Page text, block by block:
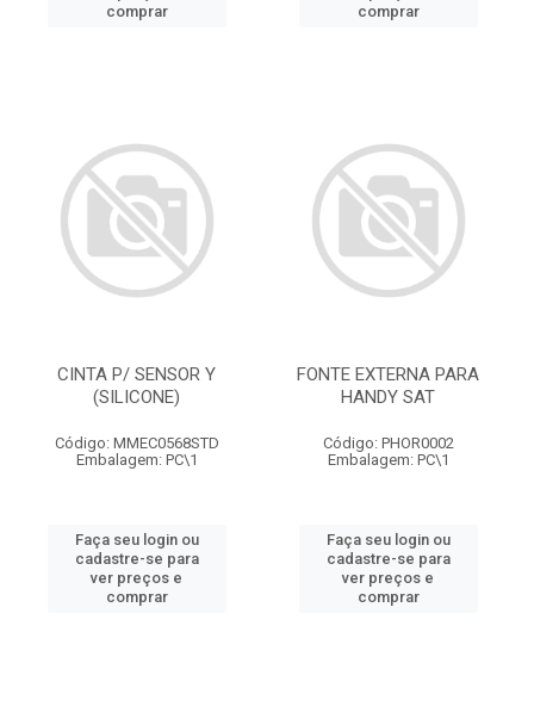
comprar
comprar
CINTA P/ SENSOR Y
(SILICONE)
Código: MMEC0568STD
Embalagem: PC\1
Faça seu login ou
cadastre-se para
ver preços e
comprar
FONTE EXTERNA PARA
HANDY SAT
Código: PHOR0002
Embalagem: PC\1
Faça seu login ou
cadastre-se para
ver preços e
comprar